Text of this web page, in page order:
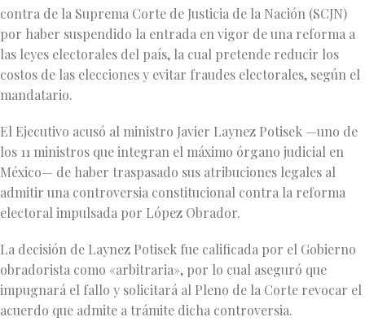
contra de la Suprema Corte de Justicia de la Nación (SCJN)
por haber suspendido la entrada en vigor de una reforma a
las leyes electorales del país, la cual pretende reducir los
costos de las elecciones y evitar fraudes electorales, según el
mandatario.
El Ejecutivo acusó al ministro Javier Laynez Potisek —uno de
los 11 ministros que integran el máximo órgano judicial en
México— de haber traspasado sus atribuciones legales al
admitir una controversia constitucional contra la reforma
electoral impulsada por López Obrador.
La decisión de Laynez Potisek fue calificada por el Gobierno
obradorista como «arbitraria», por lo cual aseguró que
impugnará el fallo y solicitará al Pleno de la Corte revocar el
acuerdo que admite a trámite dicha controversia.